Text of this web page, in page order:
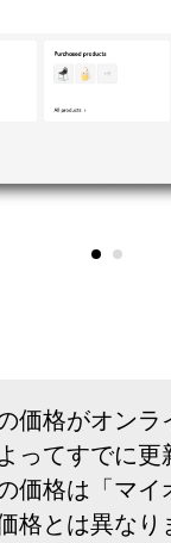
価格がオンラ
ってすでに更
価格は「マイ
格とは異なり